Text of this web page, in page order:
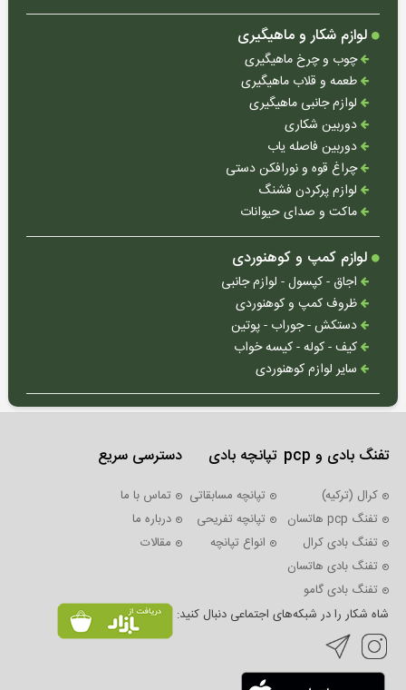
والتر
(آلمان)
دیانا
(آلمان)
وایرخ
(آلمان)
اومارکس
(آلمان)
ایرآرمز
(انگلیس)
بروکوک
(انگلیس)
بی
اس
(انگلیس)
استیت
گامو
(اسپانیا)
اسنوپیک
ارتمیس
(چین)
اف
ایکس
لوازم شکار و ماهیگیری
چوب و چرخ ماهیگیری
طعمه و قلاب ماهیگیری
لوازم جانبی ماهیگیری
دوربین شکاری
دوربین فاصله یاب
چراغ قوه و نورافکن دستی
لوازم پرکردن فشنگ
ماکت و صدای حیوانات
لوازم کمپ و کوهنوردی
اجاق - کپسول - لوازم جانبی
ظروف کمپ و کوهنوردی
دستکش - جوراب - پوتین
کیف - کوله - کیسه خواب
سایر لوازم کوهنوردی
تفنگ بادی و pcp
کرال (ترکیه)
تفنگ pcp هاتسان
تفنگ بادی کرال
تفنگ بادی هاتسان
تفنگ بادی گامو
تپانچه بادی
تپانچه مسابقاتی
تپانچه تفریحی
انواع تپانچه
دسترسی سریع
تماس با ما
درباره ما
مقالات
شاه شکار را در شبکه‌های اجتماعی دنبال کنید: